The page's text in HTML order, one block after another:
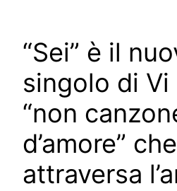
“Sei” è il
singolo di Vi
“non
d’amore” che
attraversa